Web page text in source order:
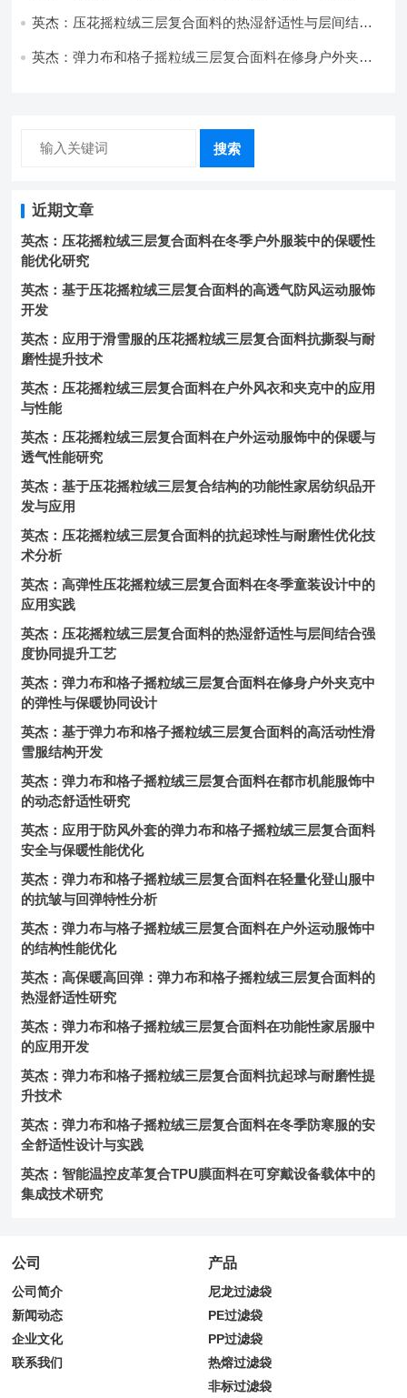
英杰：压花摇粒绒三层复合面料的热湿舒适性与层间结合
英杰：弹力布和格子摇粒绒三层复合面料在修身户外夹克
搜索
近期文章
英杰：压花摇粒绒三层复合面料在冬季户外服装中的保暖性
能优化研究
英杰：基于压花摇粒绒三层复合面料的高透气防风运动服饰
开发
英杰：应用于滑雪服的压花摇粒绒三层复合面料抗撕裂与耐
磨性提升技术
英杰：压花摇粒绒三层复合面料在户外风衣和夹克中的应用
与性能
英杰：压花摇粒绒三层复合面料在户外运动服饰中的保暖与
透气性能研究
英杰：基于压花摇粒绒三层复合结构的功能性家居纺织品开
发与应用
英杰：压花摇粒绒三层复合面料的抗起球性与耐磨性优化技
术分析
英杰：高弹性压花摇粒绒三层复合面料在冬季童装设计中的
应用实践
英杰：压花摇粒绒三层复合面料的热湿舒适性与层间结合强
度协同提升工艺
英杰：弹力布和格子摇粒绒三层复合面料在修身户外夹克中
的弹性与保暖协同设计
英杰：基于弹力布和格子摇粒绒三层复合面料的高活动性滑
雪服结构开发
英杰：弹力布和格子摇粒绒三层复合面料在都市机能服饰中
的动态舒适性研究
英杰：应用于防风外套的弹力布和格子摇粒绒三层复合面料
安全与保暖性能优化
英杰：弹力布和格子摇粒绒三层复合面料在轻量化登山服中
的抗皱与回弹特性分析
英杰：弹力布与格子摇粒绒三层复合面料在户外运动服饰中
的结构性能优化
英杰：高保暖高回弹：弹力布和格子摇粒绒三层复合面料的
热湿舒适性研究
英杰：弹力布和格子摇粒绒三层复合面料在功能性家居服中
的应用开发
英杰：弹力布和格子摇粒绒三层复合面料抗起球与耐磨性提
升技术
英杰：弹力布和格子摇粒绒三层复合面料在冬季防寒服的安
全舒适性设计与实践
英杰：智能温控皮革复合TPU膜面料在可穿戴设备载体中的
集成技术研究
公司
公司简介
新闻动态
企业文化
联系我们
产品
尼龙过滤袋
PE过滤袋
PP过滤袋
热熔过滤袋
非标过滤袋